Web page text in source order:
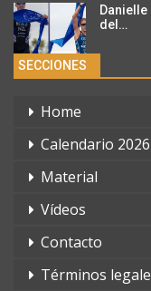
Danielle
del…
SECCIONES
Home
Calendario 2026
Material
Vídeos
Contacto
Términos